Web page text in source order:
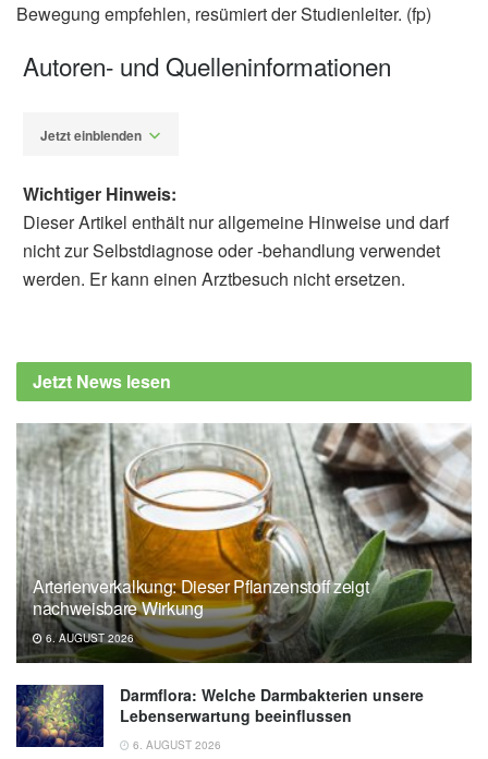
Bewegung empfehlen, resümiert der Studienleiter. (fp)
Autoren- und Quelleninformationen
Jetzt einblenden
guidelines on physical activity and sedentary
behavior (veröffentlicht 2020),
Universität Basel: Länger leben dank
intensiver Bewegung (veröffentlicht
15.10.2024),unibas.ch
Fabian Schwendinger, Denis Infanger, Eric
Lichtenstein, Timo Hinrichs, Raphael Knaier,
Alex V. Rowlands, Arno Schmidt-Trucksäss:
Intensity or volume: the role of physical
activity in longevity; in: European Journal of
Preventive Cardiology (veröffentlicht
Wichtiger Hinweis:
Dieser Artikel enthält nur allgemeine Hinweise und darf
nicht zur Selbstdiagnose oder -behandlung verwendet
werden. Er kann einen Arztbesuch nicht ersetzen.
Jetzt News lesen
Arterienverkalkung: Dieser Pflanzenstoff zeigt
nachweisbare Wirkung
6. AUGUST 2026
Darmflora: Welche Darmbakterien unsere
Lebenserwartung beeinflussen
6. AUGUST 2026